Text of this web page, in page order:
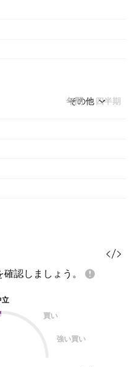
年間 四半期
その他
認しましょう。
立
買い
強い買い